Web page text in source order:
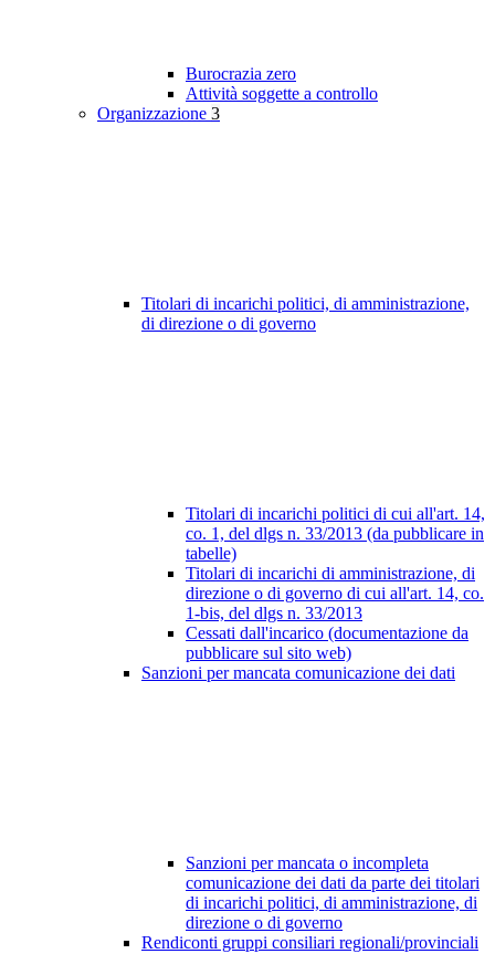
Burocrazia zero
Attività soggette a controllo
Organizzazione 3
Titolari di incarichi politici, di amministrazione,
di direzione o di governo
Titolari di incarichi politici di cui all'art. 14,
co. 1, del dlgs n. 33/2013 (da pubblicare in
tabelle)
Titolari di incarichi di amministrazione, di
direzione o di governo di cui all'art. 14, co.
1-bis, del dlgs n. 33/2013
Cessati dall'incarico (documentazione da
pubblicare sul sito web)
Sanzioni per mancata comunicazione dei dati
Sanzioni per mancata o incompleta
comunicazione dei dati da parte dei titolari
di incarichi politici, di amministrazione, di
direzione o di governo
Rendiconti gruppi consiliari regionali/provinciali